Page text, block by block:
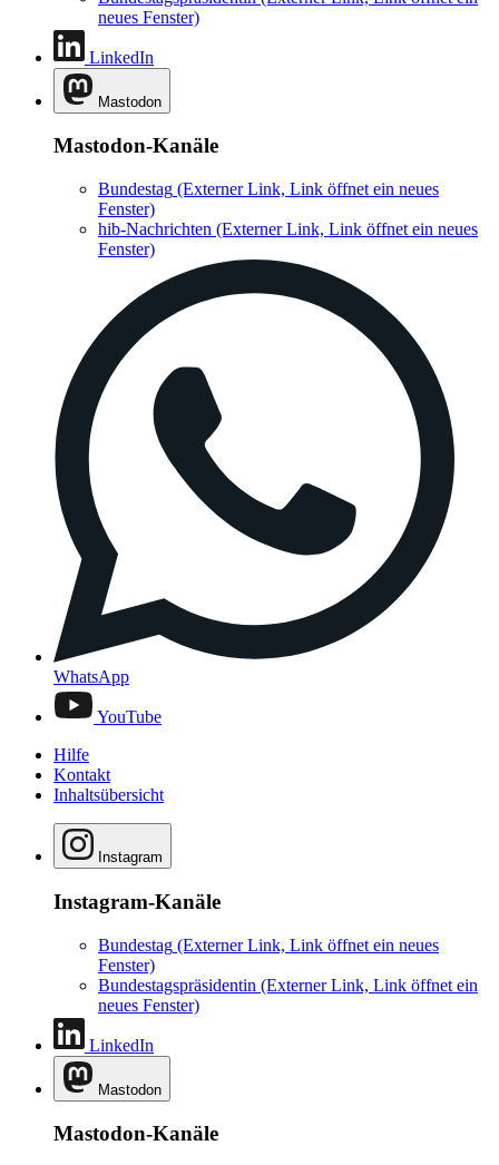
neues Fenster)
LinkedIn
Mastodon
Mastodon-Kanäle
Bundestag (Externer Link, Link öffnet ein neues
Fenster)
hib-Nachrichten (Externer Link, Link öffnet ein neues
Fenster)
WhatsApp
YouTube
Hilfe
Kontakt
Inhaltsübersicht
Instagram
Instagram-Kanäle
Bundestag (Externer Link, Link öffnet ein neues
Fenster)
Bundestagspräsidentin (Externer Link, Link öffnet ein
neues Fenster)
LinkedIn
Mastodon
Mastodon-Kanäle